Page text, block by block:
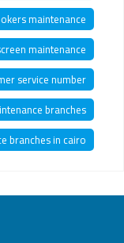
maintenance
maintenance
service number
branches
branches in cairo